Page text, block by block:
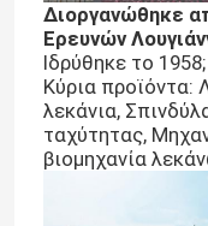
∆ιοργανώθηκε
Ερευνών
Ιδρύθηκε το
Κύρια προϊόντα:
λεκάνια,
ταχύτητας,
βιομηχανία